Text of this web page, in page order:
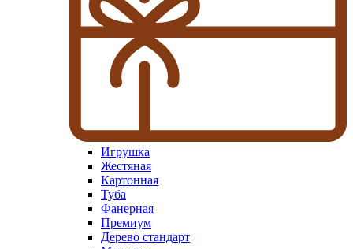
Игрушка
Жестяная
Картонная
Туба
Фанерная
Премиум
Дерево стандарт